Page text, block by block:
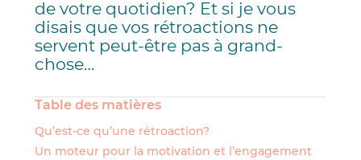
de votre quotidien? Et si je vous
disais que vos rétroactions ne
servent peut-être pas à grand-
chose…
Table des matières
Qu’est-ce qu’une rétroaction?
Un moteur pour la motivation et l’engagement